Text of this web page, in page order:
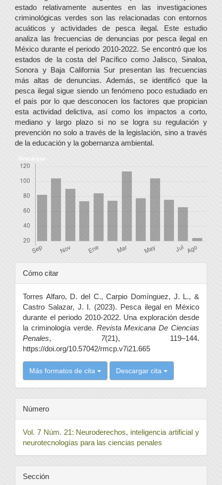
estado relativamente ausentes en las investigaciones
criminológicas verdes son las relacionadas con entornos
acuáticos y actividades de pesca ilegal. Este estudio
analiza las frecuencias de denuncias por pesca ilegal en
México durante el periodo 2010-2022. Se encontró que los
estados de la costa del Pacífico como Jalisco, Sinaloa,
Sonora y Baja California Sur presentan las frecuencias
más altas de denuncias. Además, se identificó que la
pesca ilegal sigue siendo un fenómeno poco estudiado en
el país por lo que desconocen los factores que propician
esta actividad delictiva, así como los impactos a corto,
mediano y largo plazo si no se logra su regulación y
prevención no solo a través de la legislación, sino a través
de la educación y la gobernanza ambiental.
Descargas
Detalles
del
artículo
Cómo citar
Torres Alfaro, D. del C., Carpio Domínguez, J. L., &
Castro Salazar, J. I. (2023). Pesca ilegal en México
durante el periodo 2010-2022. Una exploración desde
la criminología verde. Revista Mexicana De Ciencias
Penales, 7(21), 119–144.
https://doi.org/10.57042/rmcp.v7i21.665
Más formatos de cita Descargar cita
Número
Vol. 7 Núm. 21: Neuroderechos, inteligencia artificial y
neurotecnologías para las ciencias penales
Sección